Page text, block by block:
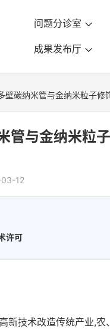
问题分诊室
成果发布厅
壁碳纳米管与金纳米粒子修
管与金纳米粒
03-12
许可
新技术改造传统产业,农